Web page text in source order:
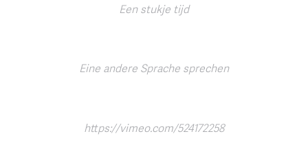
Een stukje tijd
Eine andere Sprache sprechen
https://vimeo.com/524172258